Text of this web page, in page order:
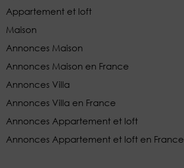
Appartement et loft
Maison
Annonces Maison
Annonces Maison en France
Annonces Villa
Annonces Villa en France
Annonces Appartement et loft
Annonces Appartement et loft en France